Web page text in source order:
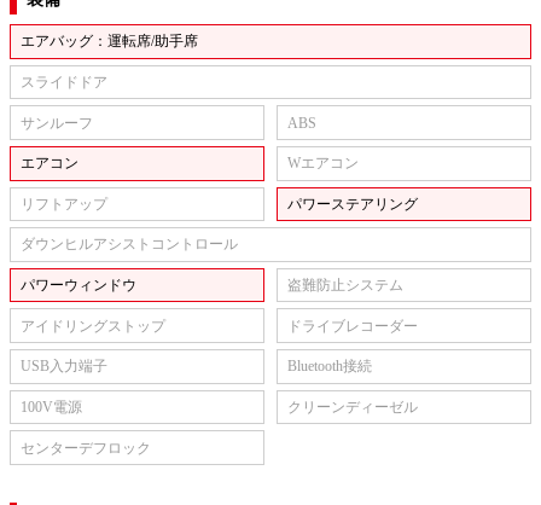
エアバッグ：運転席/助手席
スライドドア
サンルーフ ABS
エアコン Wエアコン
リフトアップ パワーステアリング
ダウンヒルアシストコントロール
パワーウィンドウ 盗難防止システム
アイドリングストップ ドライブレコーダー
USB入力端子 Bluetooth接続
100V電源 クリーンディーゼル
センターデフロック